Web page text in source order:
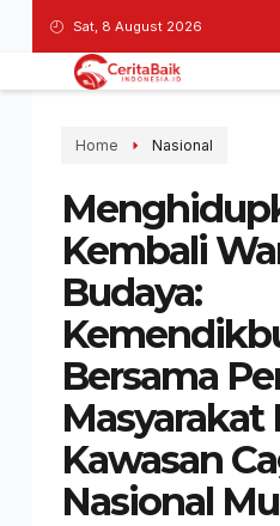
Sat, 8 August 2026
Home Nasional
Kembali
Budaya:
Bersama
Masyarakat
Kawasan
Nasional